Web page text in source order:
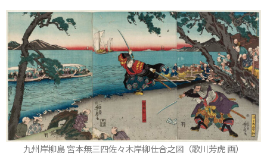
九州岸柳島 宮本無三四佐々木岸柳仕合之図（歌川芳虎 画）